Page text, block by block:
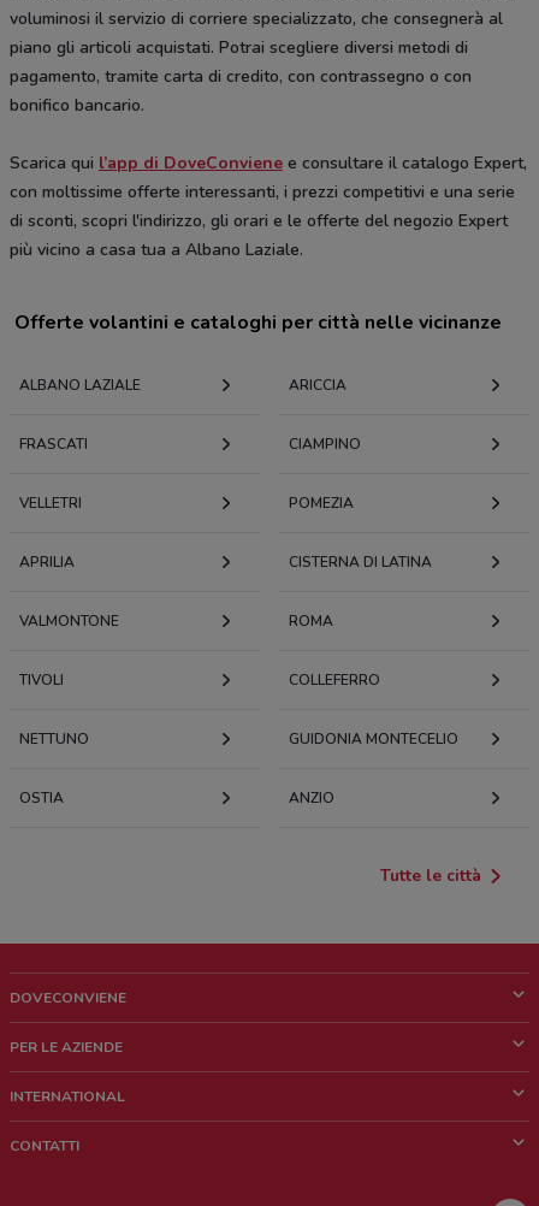
voluminosi il servizio di corriere specializzato, che consegnerà al
piano gli articoli acquistati. Potrai scegliere diversi metodi di
pagamento, tramite carta di credito, con contrassegno o con
bonifico bancario.
Scarica qui l’app di DoveConviene e consultare il catalogo Expert,
con moltissime offerte interessanti, i prezzi competitivi e una serie
di sconti, scopri l'indirizzo, gli orari e le offerte del negozio Expert
più vicino a casa tua a Albano Laziale.
Offerte volantini e cataloghi per città nelle vicinanze
ALBANO LAZIALE ARICCIA
FRASCATI CIAMPINO
VELLETRI POMEZIA
APRILIA CISTERNA DI LATINA
VALMONTONE ROMA
TIVOLI COLLEFERRO
NETTUNO GUIDONIA MONTECELIO
OSTIA ANZIO
Tutte le città
DOVECONVIENE
Chi siamo
Lavora con noi
PER LE AZIENDE
Richieste commerciali e marketing
INTERNATIONAL
CONTATTI